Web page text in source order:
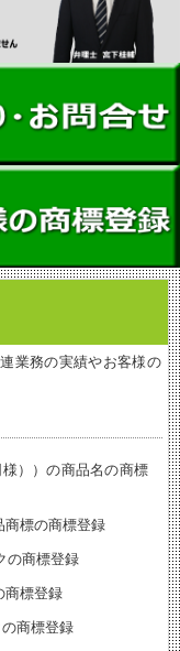
業務の実績やお客様の
））の商品名の商標
商標の商標登録
の商標登録
商標登録
商標登録